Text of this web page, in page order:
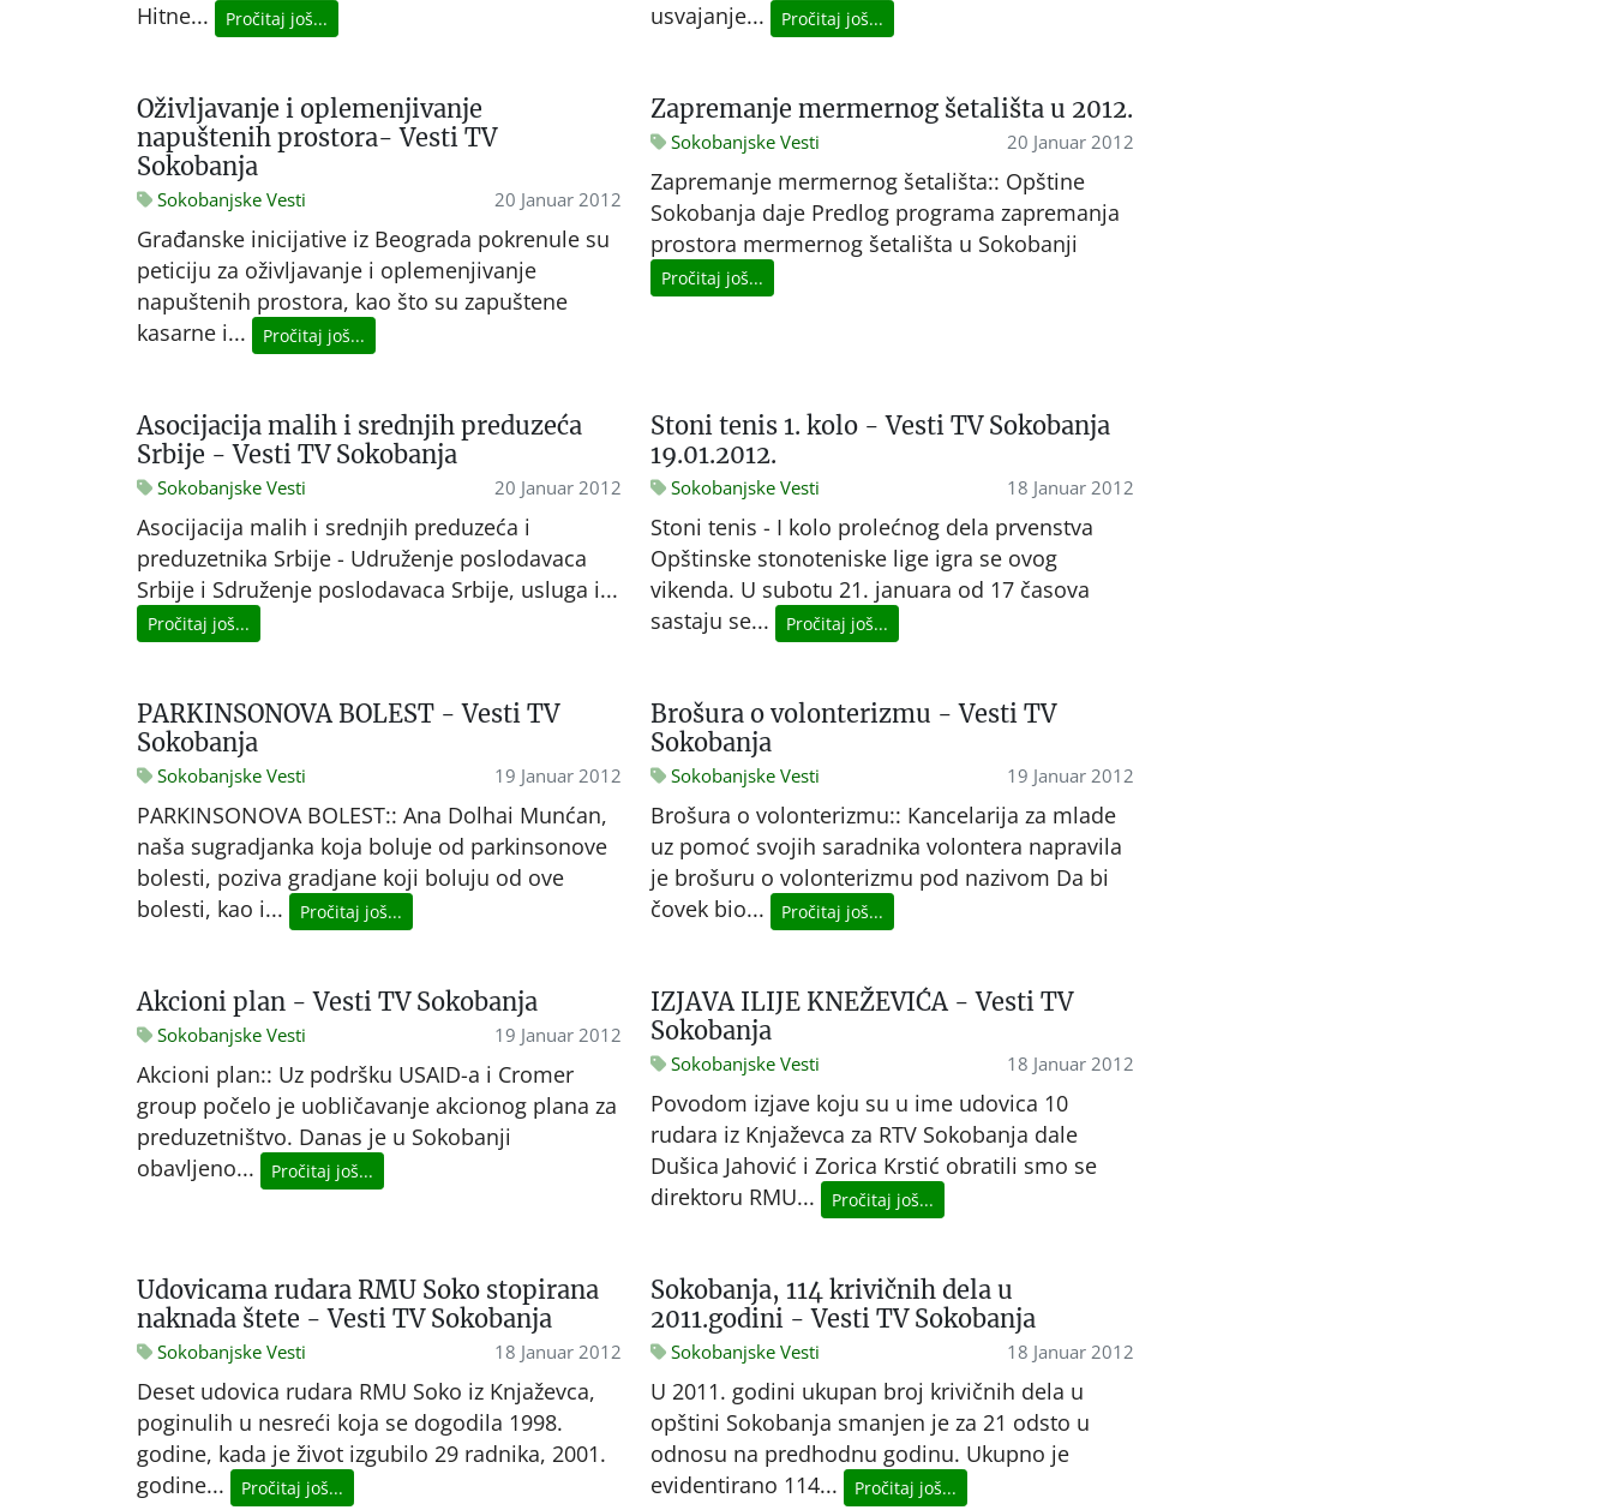
Hitne...
Pročitaj još...
usvajanje...
Pročitaj još...
Oživljavanje i oplemenjivanje
napuštenih prostora- Vesti TV
Sokobanja
Sokobanjske Vesti 20 Januar 2012
Građanske inicijative iz Beograda pokrenule su
peticiju za oživljavanje i oplemenjivanje
napuštenih prostora, kao što su zapuštene
kasarne i...
Pročitaj još...
Zapremanje mermernog šetališta u 2012.
Sokobanjske Vesti 20 Januar 2012
Zapremanje mermernog šetališta:: Opštine
Sokobanja daje Predlog programa zapremanja
prostora mermernog šetališta u Sokobanji
Pročitaj još...
Asocijacija malih i srednjih preduzeća
Srbije - Vesti TV Sokobanja
Sokobanjske Vesti 20 Januar 2012
Asocijacija malih i srednjih preduzeća i
preduzetnika Srbije - Udruženje poslodavaca
Srbije i Sdruženje poslodavaca Srbije, usluga i...
Pročitaj još...
Stoni tenis 1. kolo - Vesti TV Sokobanja
19.01.2012.
Sokobanjske Vesti 18 Januar 2012
Stoni tenis - I kolo prolećnog dela prvenstva
Opštinske stonoteniske lige igra se ovog
vikenda. U subotu 21. januara od 17 časova
sastaju se...
Pročitaj još...
PARKINSONOVA BOLEST - Vesti TV
Sokobanja
Sokobanjske Vesti 19 Januar 2012
PARKINSONOVA BOLEST:: Ana Dolhai Munćan,
naša sugradjanka koja boluje od parkinsonove
bolesti, poziva gradjane koji boluju od ove
bolesti, kao i...
Pročitaj još...
Brošura o volonterizmu - Vesti TV
Sokobanja
Sokobanjske Vesti 19 Januar 2012
Brošura o volonterizmu:: Kancelarija za mlade
uz pomoć svojih saradnika volontera napravila
je brošuru o volonterizmu pod nazivom Da bi
čovek bio...
Pročitaj još...
Akcioni plan - Vesti TV Sokobanja
Sokobanjske Vesti 19 Januar 2012
Akcioni plan:: Uz podršku USAID-a i Cromer
group počelo je uobličavanje akcionog plana za
preduzetništvo. Danas je u Sokobanji
obavljeno...
Pročitaj još...
IZJAVA ILIJE KNEŽEVIĆA - Vesti TV
Sokobanja
Sokobanjske Vesti 18 Januar 2012
Povodom izjave koju su u ime udovica 10
rudara iz Knjaževca za RTV Sokobanja dale
Dušica Jahović i Zorica Krstić obratili smo se
direktoru RMU...
Pročitaj još...
Udovicama rudara RMU Soko stopirana
naknada štete - Vesti TV Sokobanja
Sokobanjske Vesti 18 Januar 2012
Deset udovica rudara RMU Soko iz Knjaževca,
poginulih u nesreći koja se dogodila 1998.
godine, kada je život izgubilo 29 radnika, 2001.
godine...
Pročitaj još...
Sokobanja, 114 krivičnih dela u
2011.godini - Vesti TV Sokobanja
Sokobanjske Vesti 18 Januar 2012
U 2011. godini ukupan broj krivičnih dela u
opštini Sokobanja smanjen je za 21 odsto u
odnosu na predhodnu godinu. Ukupno je
evidentirano 114...
Pročitaj još...